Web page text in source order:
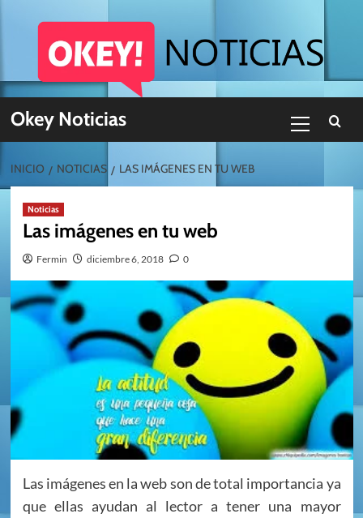
Okey Noticias
primario
INICIO NOTICIAS LAS IMÁGENES EN TU WEB
Noticias
Las imágenes en tu web
Fermin diciembre 6, 2018 0
Las imágenes en la web son de total importancia ya
que ellas ayudan al lector a tener una mayor